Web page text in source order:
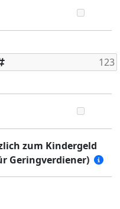
zum Kindergeld
Geringverdiener)